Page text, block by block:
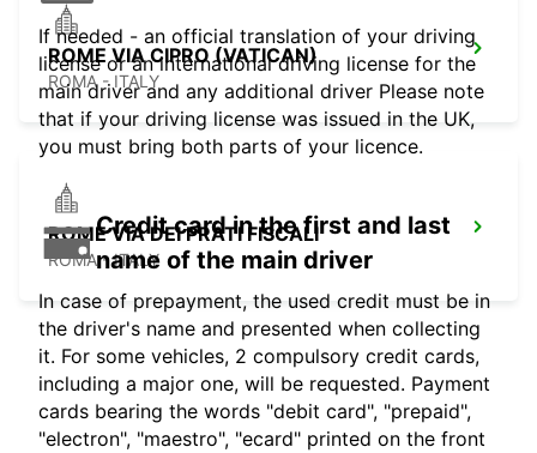
ROME VIA CIPRO (VATICAN)
ROMA - ITALY
ROME VIA DEI PRATI FISCALI
ROMA - ITALY
If needed - an official translation of your driving
license or an international driving license for the
main driver and any additional driver Please note
that if your driving license was issued in the UK,
you must bring both parts of your licence.
Credit card in the first and last
name of the main driver
In case of prepayment, the used credit must be in
the driver's name and presented when collecting
it. For some vehicles, 2 compulsory credit cards,
including a major one, will be requested. Payment
cards bearing the words "debit card", "prepaid",
"electron", "maestro", "ecard" printed on the front